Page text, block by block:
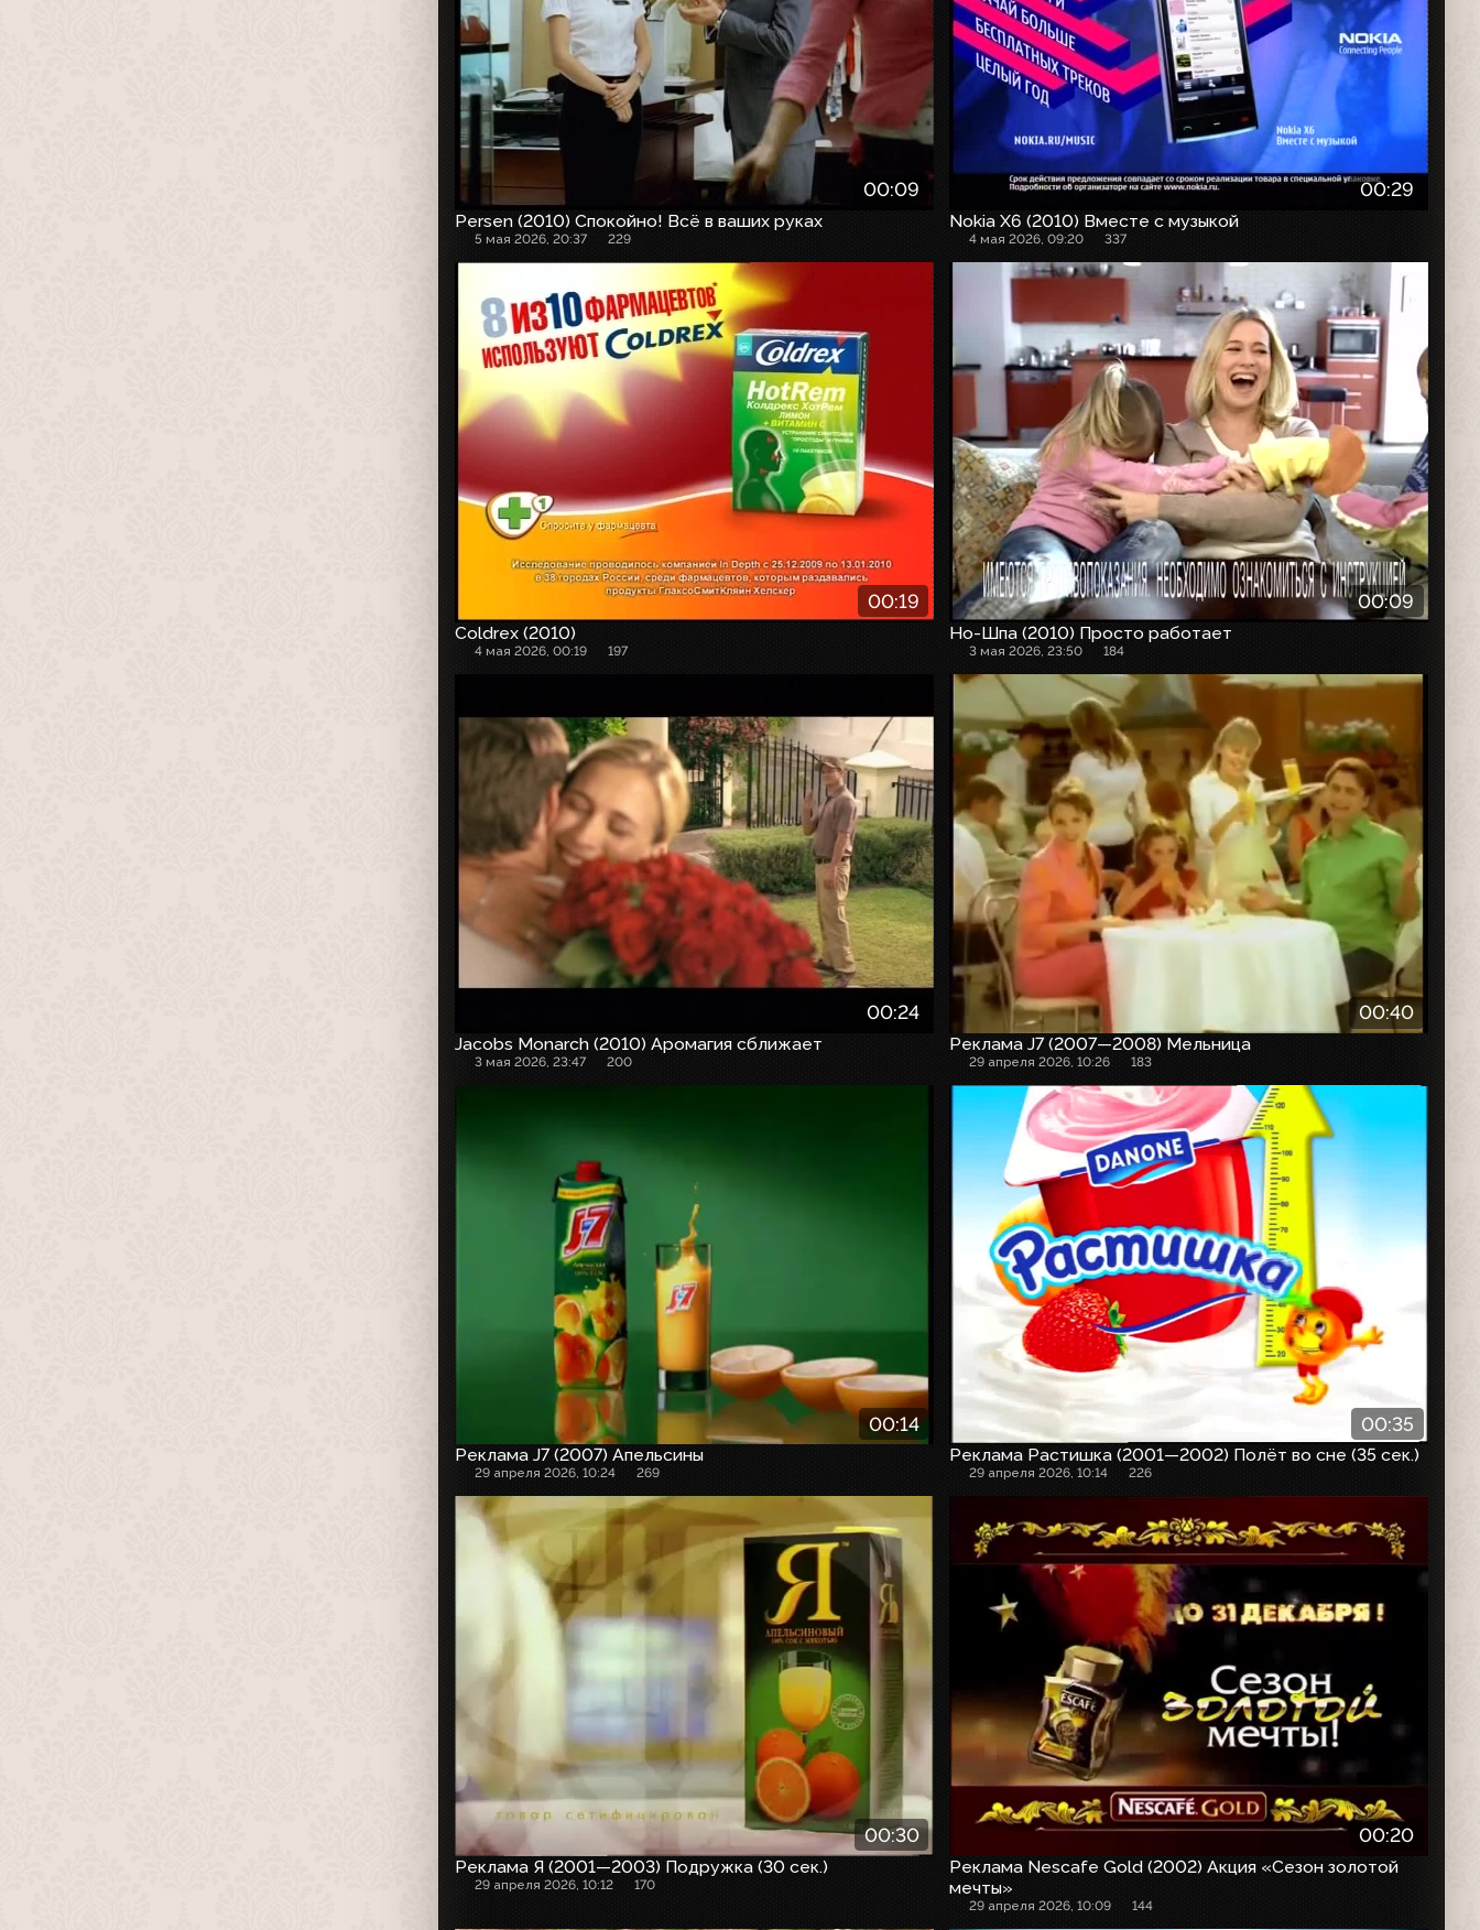
00:09
Persen (2010) Спокойно! Всё в ваших руках
5 мая 2026, 20:37 229
00:29
Nokia X6 (2010) Вместе с музыкой
4 мая 2026, 09:20 337
00:19
Coldrex (2010)
4 мая 2026, 00:19 197
00:09
Но-Шпа (2010) Просто работает
3 мая 2026, 23:50 184
00:24
Jacobs Monarch (2010) Аромагия сближает
3 мая 2026, 23:47 200
00:40
Реклама J7 (2007—2008) Мельница
29 апреля 2026, 10:26 183
00:14
Реклама J7 (2007) Апельсины
29 апреля 2026, 10:24 269
00:35
Реклама Растишка (2001—2002) Полёт во сне (35 сек.)
29 апреля 2026, 10:14 226
00:30
Реклама Я (2001—2003) Подружка (30 сек.)
29 апреля 2026, 10:12 170
00:20
Реклама Nescafe Gold (2002) Акция «Сезон золотой
мечты»
29 апреля 2026, 10:09 144